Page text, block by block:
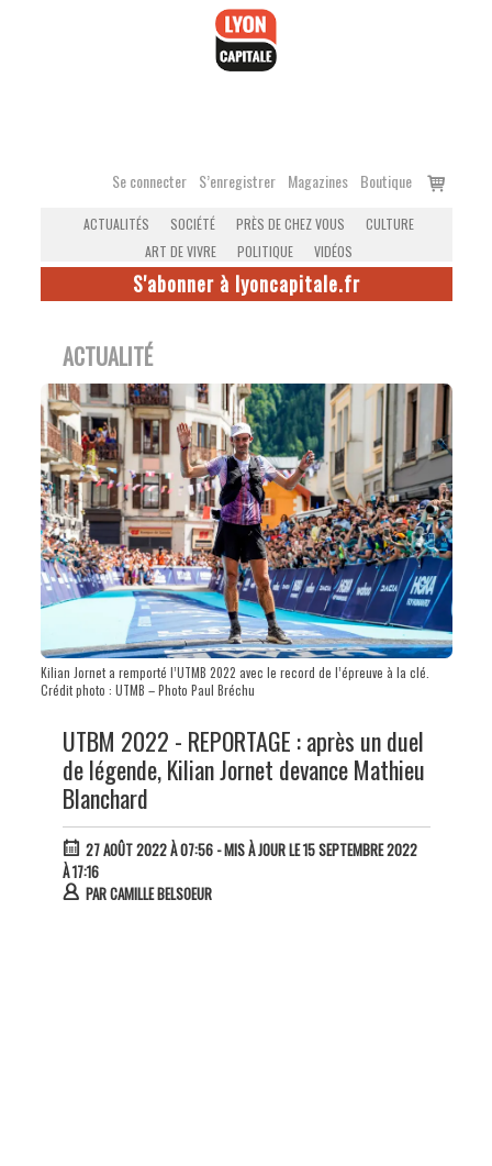
Se connecter S’enregistrer Magazines Boutique
Voir
ACTUALITÉS SOCIÉTÉ PRÈS DE CHEZ VOUS
CULTURE
ART DE VIVRE
POLITIQUE VIDÉOS
S'abonner à lyoncapitale.fr
ACTUALITÉ
Kilian Jornet a remporté l’UTMB 2022 avec le record de l’épreuve à la clé.
Crédit photo : UTMB – Photo Paul Bréchu
UTBM 2022 - REPORTAGE : après un duel
de légende, Kilian Jornet devance Mathieu
Blanchard
27 AOÛT 2022 À 07:56- MIS À JOUR LE 15 SEPTEMBRE 2022
À 17:16
PARCAMILLE BELSOEUR